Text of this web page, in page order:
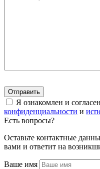
Я ознакомлен и
конфиденциальности и
Есть вопросы?
Оставьте контактные
вами и ответит на
Ваше имя